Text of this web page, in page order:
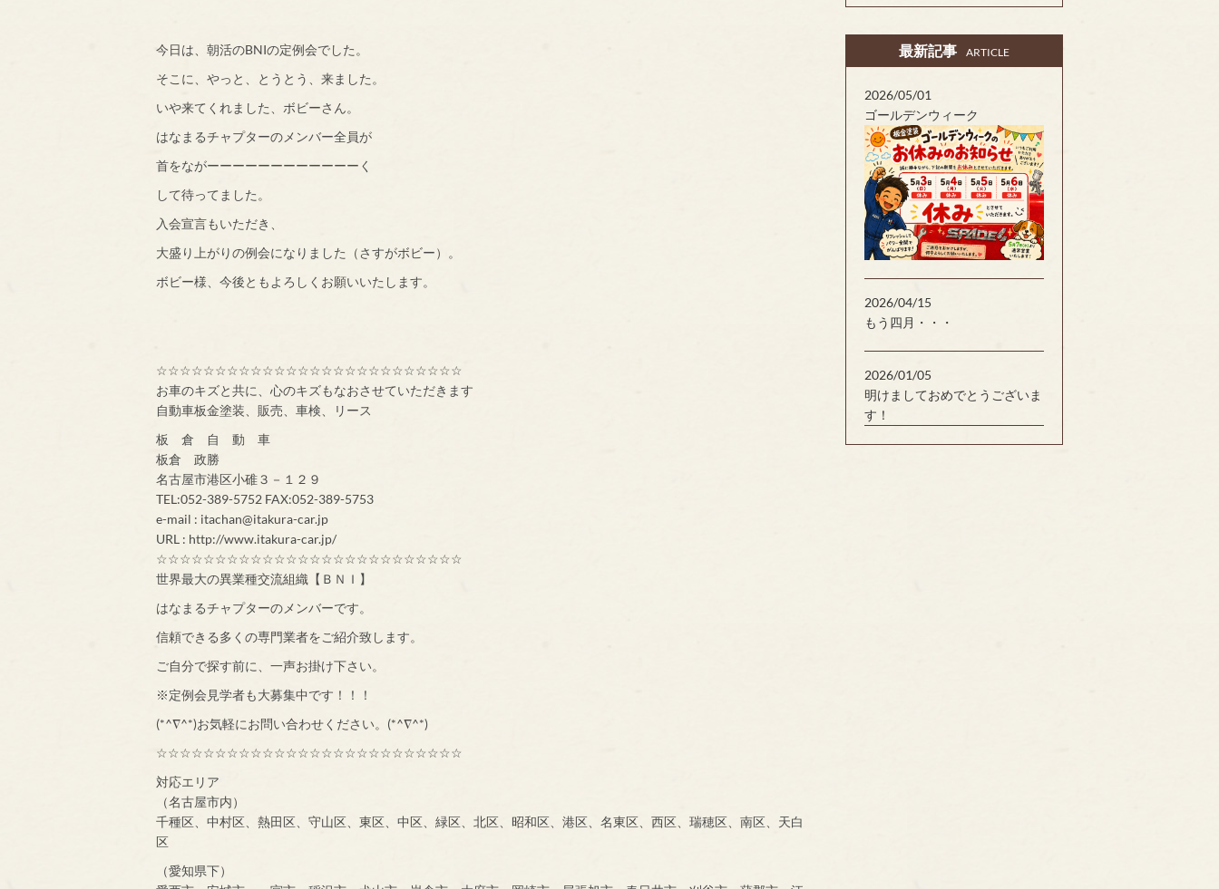
今日は、朝活のBNIの定例会でした。
そこに、やっと、とうとう、来ました。
いや来てくれました、ボビーさん。
はなまるチャプターのメンバー全員が
首をながーーーーーーーーーーーーく
して待ってました。
入会宣言もいただき、
大盛り上がりの例会になりました（さすがボビー）。
ボビー様、今後ともよろしくお願いいたします。
☆☆☆☆☆☆☆☆☆☆☆☆☆☆☆☆☆☆☆☆☆☆☆☆☆☆
お車のキズと共に、心のキズもなおさせていただきます
自動車板金塗装、販売、車検、リース
板 倉 自 動 車
板倉 政勝
名古屋市港区小碓３－１２９
TEL:052-389-5752 FAX:052-389-5753
e-mail : itachan@itakura-car.jp
URL : http://www.itakura-car.jp/
☆☆☆☆☆☆☆☆☆☆☆☆☆☆☆☆☆☆☆☆☆☆☆☆☆☆
世界最大の異業種交流組織【ＢＮＩ】
はなまるチャプターのメンバーです。
信頼できる多くの専門業者をご紹介致します。
ご自分で探す前に、一声お掛け下さい。
※定例会見学者も大募集中です！！！
(*^∇^*)お気軽にお問い合わせください。(*^∇^*)
☆☆☆☆☆☆☆☆☆☆☆☆☆☆☆☆☆☆☆☆☆☆☆☆☆☆
対応エリア
（名古屋市内）
千種区、中村区、熱田区、守山区、東区、中区、緑区、北区、昭和区、港区、名東区、西区、瑞穂区、南区、天白
区
（愛知県下）
最新記事 ARTICLE
2026/05/01
ゴールデンウィーク
2026/04/15
もう四月・・・
2026/01/05
明けましておめでとうございま
す！